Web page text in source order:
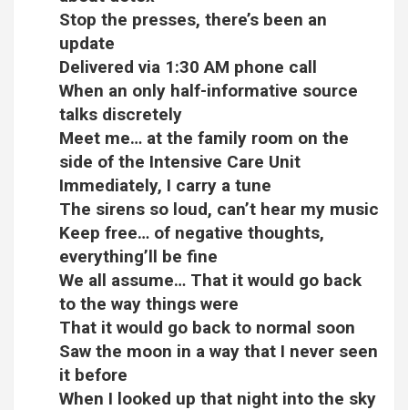
Stop the presses, there’s been an
update
Delivered via 1:30 AM phone call
When an only half-informative source
talks discretely
Meet me… at the family room on the
side of the Intensive Care Unit
Immediately, I carry a tune
The sirens so loud, can’t hear my music
Keep free… of negative thoughts,
everything’ll be fine
We all assume… That it would go back
to the way things were
That it would go back to normal soon
Saw the moon in a way that I never seen
it before
When I looked up that night into the sky